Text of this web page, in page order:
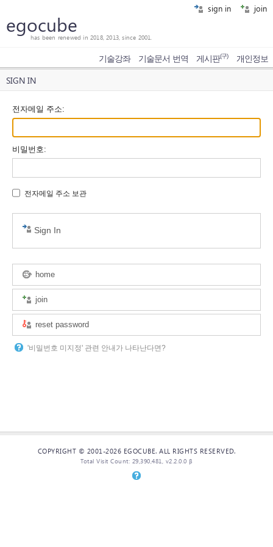
sign in join
egocube
has been renewed in 2018, 2013, since 2001.
기술강좌 기술문서 번역 게시판(구) 개인정보
SIGN IN
전자메일 주소:
비밀번호:
전자메일 주소 보관
Sign In
home
join
reset password
'비밀번호 미지정' 관련 안내가 나타난다면?
COPYRIGHT © 2001-2026 EGOCUBE. ALL RIGHTS RESERVED.
Total Visit Count: 29,390,481, v2.2.0.0 β